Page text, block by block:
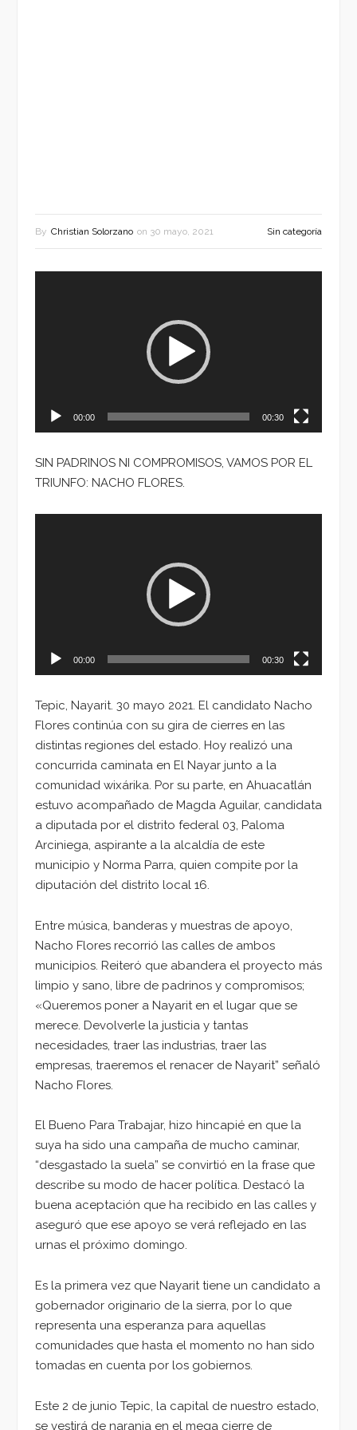
By Christian Solorzano on 30 mayo, 2021 Sin categoría
00:00 00:30
SIN PADRINOS NI COMPROMISOS, VAMOS POR EL
TRIUNFO: NACHO FLORES.
00:00 00:30
Tepic, Nayarit. 30 mayo 2021. El candidato Nacho
Flores continúa con su gira de cierres en las
distintas regiones del estado. Hoy realizó una
concurrida caminata en El Nayar junto a la
comunidad wixárika. Por su parte, en Ahuacatlán
estuvo acompañado de Magda Aguilar, candidata
a diputada por el distrito federal 03, Paloma
Arciniega, aspirante a la alcaldía de este
municipio y Norma Parra, quien compite por la
diputación del distrito local 16.
Entre música, banderas y muestras de apoyo,
Nacho Flores recorrió las calles de ambos
municipios. Reiteró que abandera el proyecto más
limpio y sano, libre de padrinos y compromisos;
«Queremos poner a Nayarit en el lugar que se
merece. Devolverle la justicia y tantas
necesidades, traer las industrias, traer las
empresas, traeremos el renacer de Nayarit” señaló
Nacho Flores.
El Bueno Para Trabajar, hizo hincapié en que la
suya ha sido una campaña de mucho caminar,
“desgastado la suela” se convirtió en la frase que
describe su modo de hacer política. Destacó la
buena aceptación que ha recibido en las calles y
aseguró que ese apoyo se verá reflejado en las
urnas el próximo domingo.
Es la primera vez que Nayarit tiene un candidato a
gobernador originario de la sierra, por lo que
representa una esperanza para aquellas
comunidades que hasta el momento no han sido
tomadas en cuenta por los gobiernos.
Este 2 de junio Tepic, la capital de nuestro estado,
se vestirá de naranja en el mega cierre de